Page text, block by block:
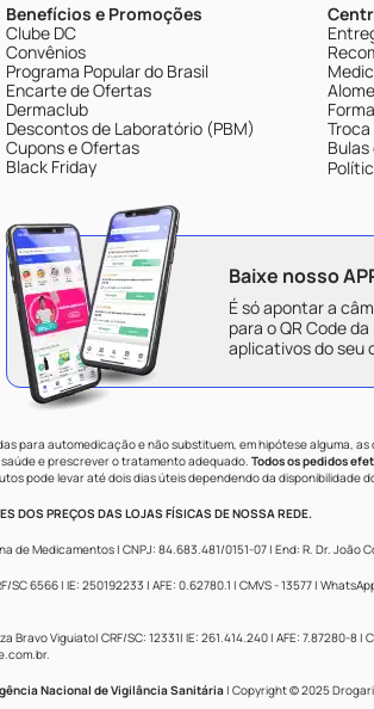
Benefícios e Promoções
Clube DC
Convênios
Programa Popular do Brasil
Encarte de Ofertas
Dermaclub
Descontos de Laboratório (PBM)
Cupons e Ofertas
Black Friday
Bulas
Baixe nosso
É só apontar a
para o QR Code
aplicativos do seu
para automedicação e não substituem, em hipótese alguma,
e prescrever o tratamento adequado. Todos os pedidos
pode levar até dois dias úteis dependendo da disponibilidade
DOS PREÇOS DAS LOJAS FÍSICAS DE NOSSA REDE.
de Medicamentos | CNPJ: 84.683.481/0151-07 | End: R. Dr.
SC 6566 | IE: 250192233 | AFE: 0.62780.1 | CMVS - 13577 |
Viguiato| CRF/SC: 12331| IE: 261.414.240 | AFE: 7.87280-8 |
.
Nacional de Vigilância Sanitária | Copyright © 2025